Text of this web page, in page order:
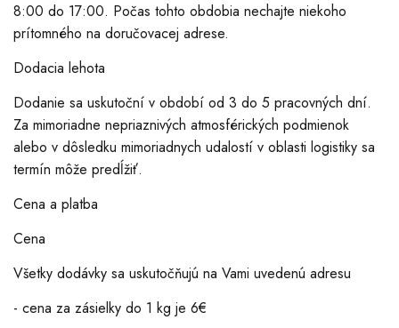
8:00 do 17:00. Počas tohto obdobia nechajte niekoho
prítomného na doručovacej adrese.
Dodacia lehota
Dodanie sa uskutoční v období od 3 do 5 pracovných dní.
Za mimoriadne nepriaznivých atmosférických podmienok
alebo v dôsledku mimoriadnych udalostí v oblasti logistiky sa
termín môže predĺžiť.
Cena a platba
Cena
Všetky dodávky sa uskutočňujú na Vami uvedenú adresu
- cena za zásielky do 1 kg je 6€